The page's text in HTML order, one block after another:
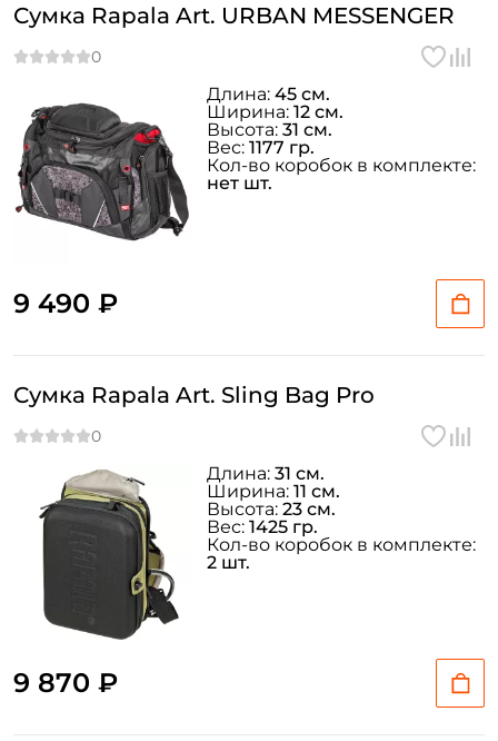
Сумка Rapala Art. URBAN MESSENGER
9 490 ₽
Длина: 45 см.
Ширина: 12 см.
Высота: 31 см.
Вес: 1177 гр.
Кол-во коробок в комплекте:
нет шт.
Сумка Rapala Art. Sling Bag Pro
9 870 ₽
Длина: 31 см.
Ширина: 11 см.
Высота: 23 см.
Вес: 1425 гр.
Кол-во коробок в комплекте:
2 шт.